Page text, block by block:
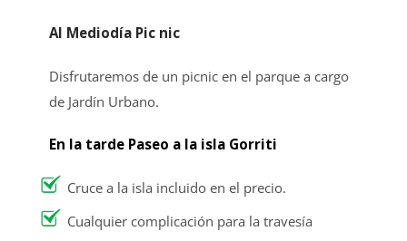
Al Mediodía Pic nic
Disfrutaremos de un picnic en el parque a cargo
de Jardín Urbano.
En la tarde Paseo a la isla Gorriti
Cruce a la isla incluido en el precio.
Cualquier complicación para la travesía